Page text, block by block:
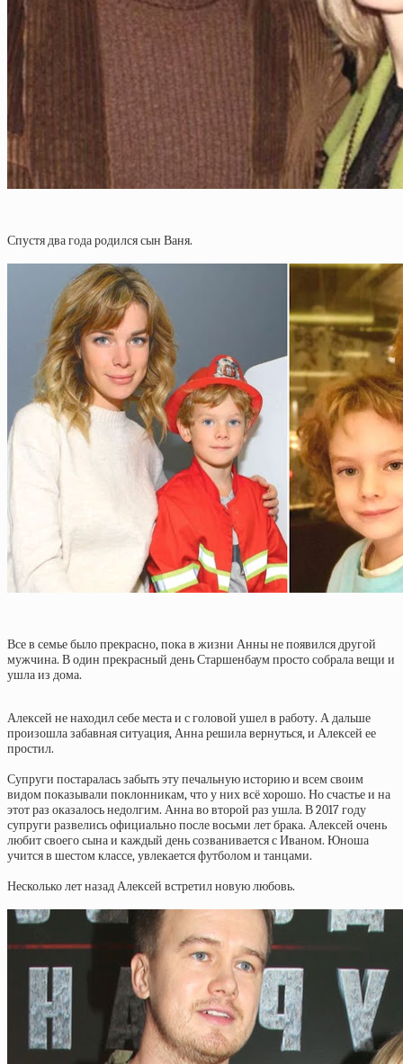
Спустя два года родился сын Ваня.
Все в семье было прекрасно, пока в жизни Анны не появился другой
мужчина. В один прекрасный день Старшенбаум просто собрала вещи и
ушла из дома.
Алексей не находил себе места и с головой ушел в работу. А дальше
произошла забавная ситуация, Анна решила вернуться, и Алексей ее
простил.
Супруги постаралась забыть эту печальную историю и всем своим
видом показывали поклонникам, что у них всё хорошо. Но счастье и на
этот раз оказалось недолгим. Анна во второй раз ушла. В 2017 году
супруги развелись официально после восьми лет брака. Алексей очень
любит своего сына и каждый день созванивается с Иваном. Юноша
учится в шестом классе, увлекается футболом и танцами.
Несколько лет назад Алексей встретил новую любовь.